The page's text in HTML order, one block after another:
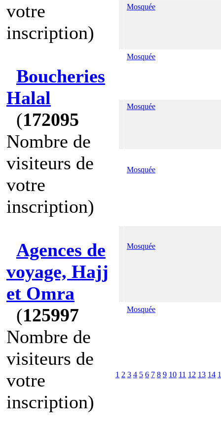
votre
inscription)
Boucheries
Halal
(172095
Nombre de
visiteurs de
votre
inscription)
Agences de
voyage, Hajj
et Omra
(125997
Nombre de
visiteurs de
votre
inscription)
Mosquée
Mosquée
Mosquée
Mosquée
Mosquée
Mosquée
1 2 3 4 5 6 7 8 9 10 11 12 13 14